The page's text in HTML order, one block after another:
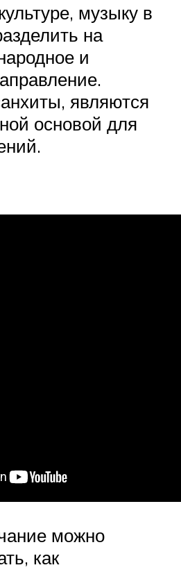
музыку в
на
и
являются
основой для
можно
как